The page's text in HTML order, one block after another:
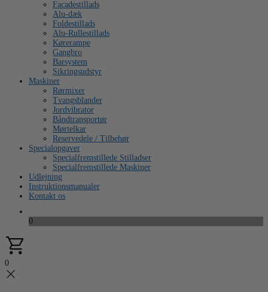
Facadestillads
Alu-dæk
Foldestillads
Alu-Rullestillads
Kørerampe
Gangbro
Barsystem
Sikringsudstyr
Maskiner
Rørmixer
Tvangsblander
Jordvibrator
Båndtransportør
Mørtelkar
Reservedele / Tilbehør
Specialopgaver
Specialfremstillede Stilladser
Specialfremstillede Maskiner
Udlejning
Instruktionsmanualer
Kontakt os
0
0